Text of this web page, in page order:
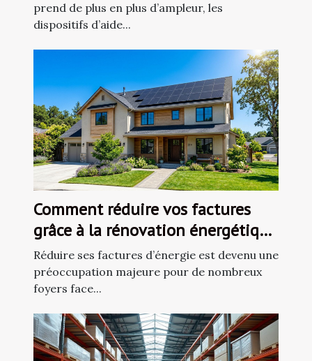
prend de plus en plus d’ampleur, les
dispositifs d’aide...
Comment réduire vos factures
grâce à la rénovation énergétique
?
Réduire ses factures d’énergie est devenu une
préoccupation majeure pour de nombreux
foyers face...